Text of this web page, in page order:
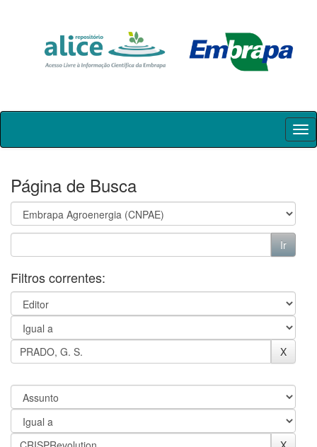
Skip
Página de Busca
Filtros correntes: